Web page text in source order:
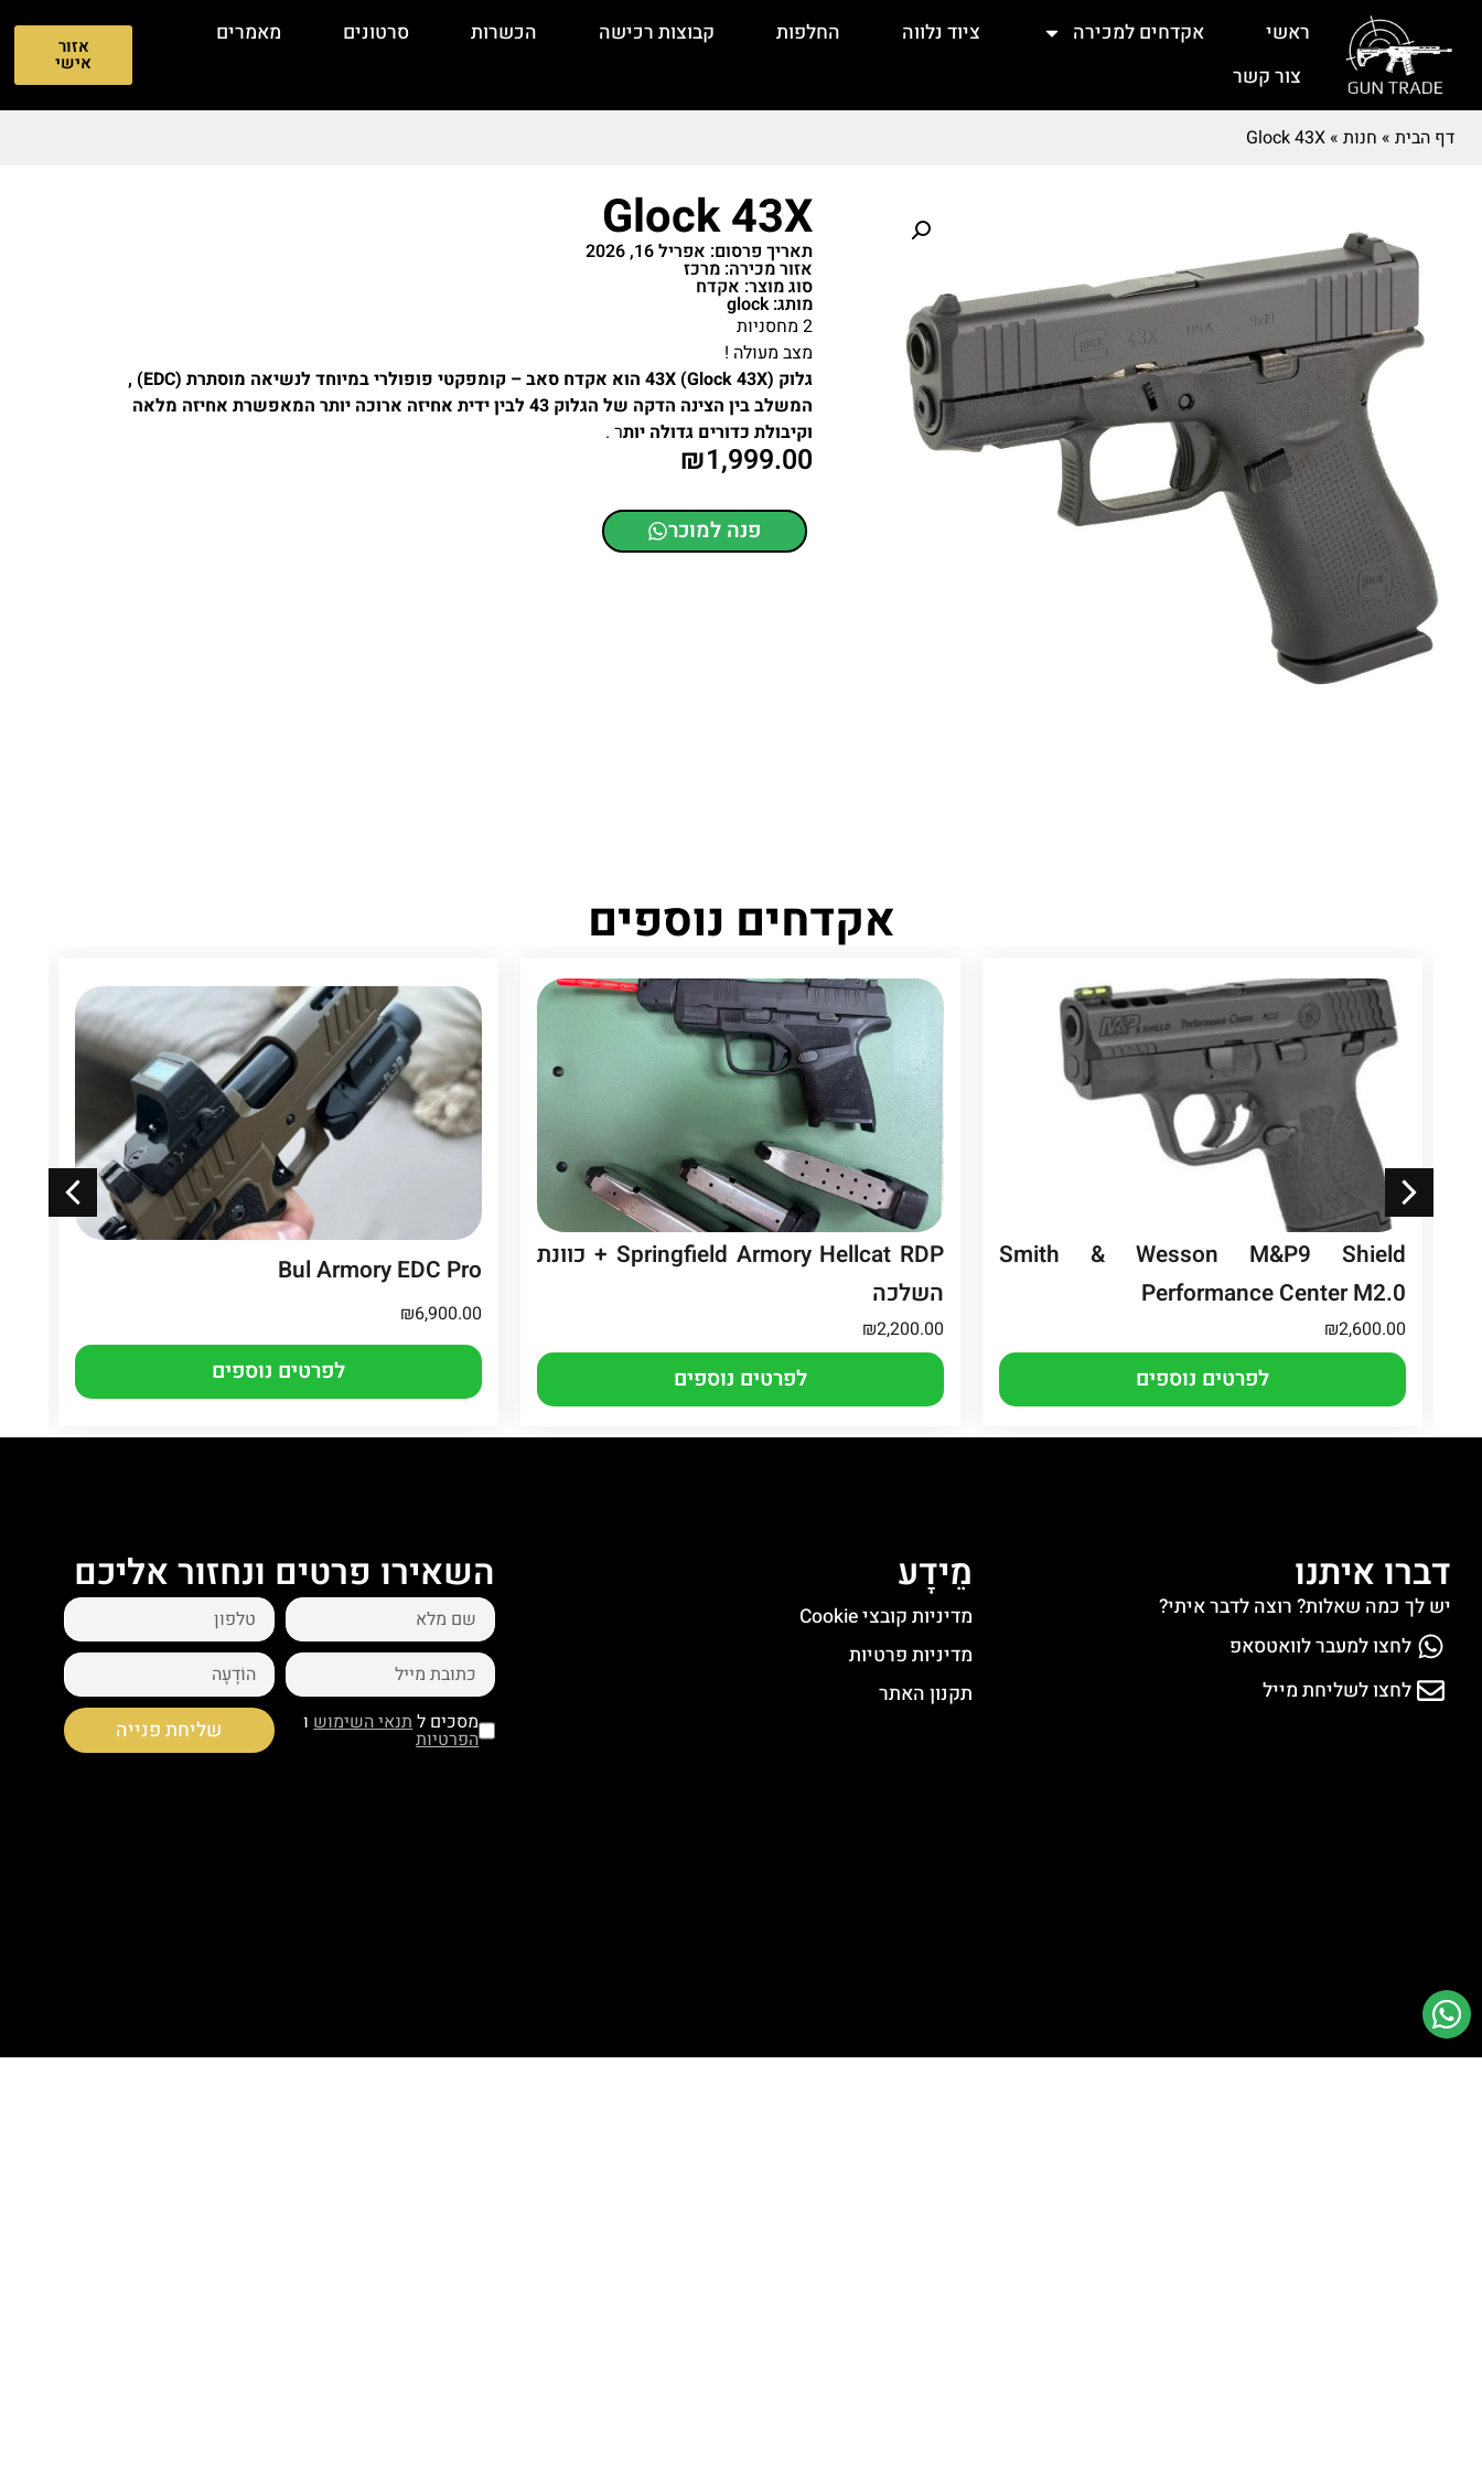
ראשי אקדחים למכירה ציוד נלווה החלפות קבוצות רכישה הכשרות סרטונים
מאמרים
צור קשר
אזור
אישי
דף הבית » חנות »
Glock 43X
Glock 43X
תאריך פרסום: אפריל 16, 2026
אזור מכירה: מרכז
סוג מוצר: אקדח
מותג: glock
2 מחסניות
מצב מעולה !
גלוק 43X (Glock 43X) הוא אקדח סאב – קומפקטי פופולרי במיוחד לנשיאה מוסתרת (EDC) ,
המשלב בין הצינה הדקה של הגלוק 43 לבין ידית אחיזה ארוכה יותר המאפשרת אחיזה מלאה
וקיבולת כדורים גדולה יותר .
₪1,999.00
פנה למוכר
אקדחים נוספים
Smith & Wesson M&P9 Shield
Performance Center M2.0
₪2,600.00
לפרטים נוספים
Springfield Armory Hellcat RDP + כוונת
השלכה
₪2,200.00
לפרטים נוספים
Bul Armory EDC Pro
₪6,900.00
לפרטים נוספים
השאירו פרטים ונחזור אליכם
מסכים לתנאי השימושו
הפרטיות שליחת פנייה
מֵידָע
מדיניות קובצי Cookie
מדיניות פרטיות
תקנון האתר
דברו איתנו
יש לך כמה שאלות? רוצה לדבר איתי?
לחצו למעבר לוואטסאפ
לחצו לשליחת מייל